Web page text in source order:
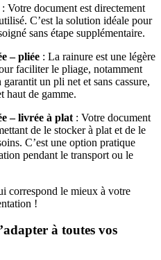
: Votre document est directement
C’est la solution idéale pour
sans étape supplémentaire.
– pliée : La rainure est une légère
faciliter le pliage, notamment
un pli net et sans cassure,
haut de gamme.
– livrée à plat : Votre document
de le stocker à plat et de le
C’est une option pratique
pendant le transport ou le
correspond le mieux à votre
!
à toutes vos